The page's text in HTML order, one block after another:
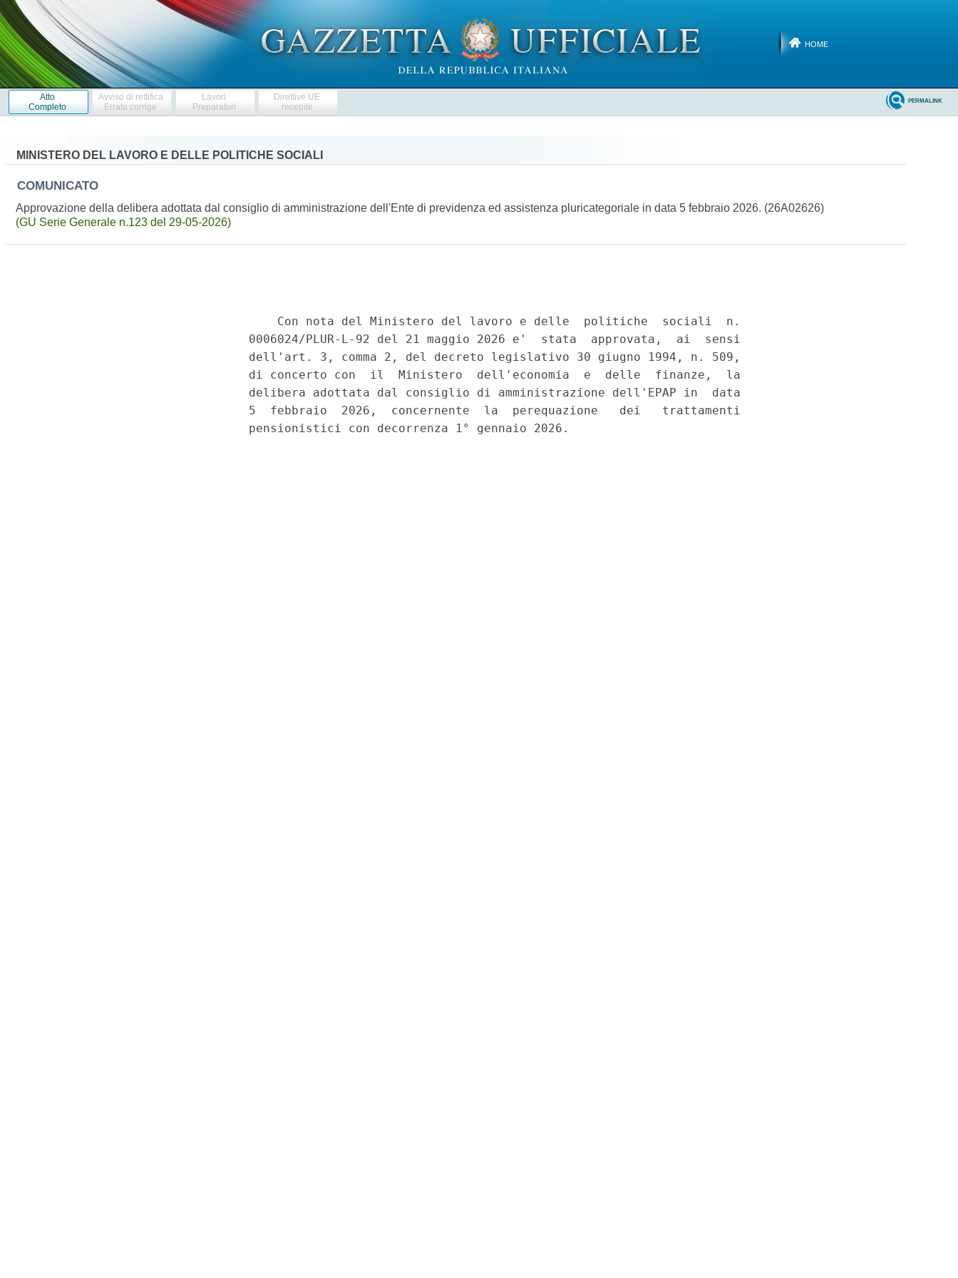
HOME
Atto
Completo
Avviso di rettifica
Errata corrige
Lavori
Preparatori
Direttive UE
recepite
PERMALINK
MINISTERO DEL LAVORO E DELLE POLITICHE SOCIALI
COMUNICATO
Approvazione della delibera adottata dal consiglio di amministrazione dell'Ente di previdenza ed assistenza pluricategoriale in data 5 febbraio 2026. (26A02626)
(GU Serie Generale n.123 del 29-05-2026)